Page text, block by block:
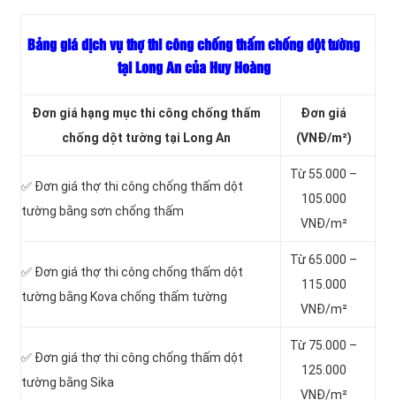
Bảng giá dịch vụ thợ thi công chống thấm chống dột tường
tại Long An của Huy Hoàng
Đơn giá hạng mục thi công chống thấm
chống dột tường tại Long An
Đơn giá
(VNĐ/m²)
✅ Đơn giá thợ thi công chống thấm dột
tường bằng sơn chống thấm
Từ 55.000 –
105.000
VNĐ/m²
✅ Đơn giá thợ thi công chống thấm dột
tường bằng Kova chống thấm tường
Từ 65.000 –
115.000
VNĐ/m²
✅ Đơn giá thợ thi công chống thấm dột
tường bằng Sika
Từ 75.000 –
125.000
VNĐ/m²